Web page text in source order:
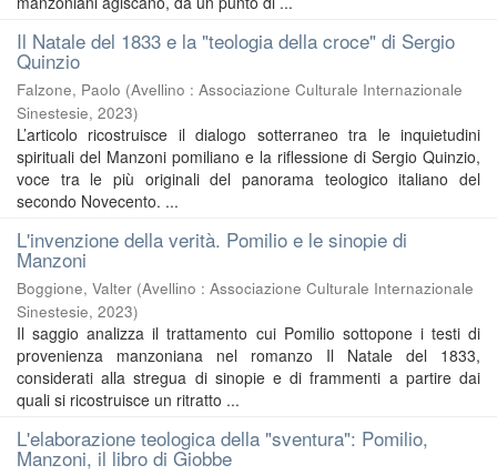
Il Natale del 1833 e la "teologia della croce" di Sergio
Quinzio
Falzone, Paolo (Avellino : Associazione Culturale Internazionale
Sinestesie, 2023)
L’articolo ricostruisce il dialogo sotterraneo tra le inquietudini
spirituali del Manzoni pomiliano e la riflessione di Sergio Quinzio,
voce tra le più originali del panorama teologico italiano del
secondo Novecento. ...
L'invenzione della verità. Pomilio e le sinopie di
Manzoni
Boggione, Valter (Avellino : Associazione Culturale Internazionale
Sinestesie, 2023)
Il saggio analizza il trattamento cui Pomilio sottopone i testi di
provenienza manzoniana nel romanzo Il Natale del 1833,
considerati alla stregua di sinopie e di frammenti a partire dai
quali si ricostruisce un ritratto ...
L'elaborazione teologica della "sventura": Pomilio,
Manzoni, il libro di Giobbe